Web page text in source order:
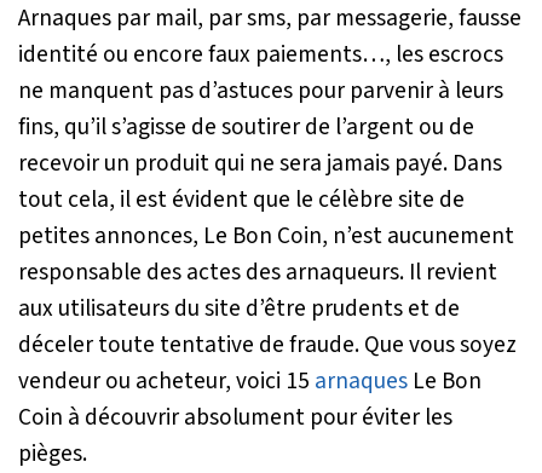
Arnaques par mail, par sms, par messagerie, fausse
identité ou encore faux paiements…, les escrocs
ne manquent pas d’astuces pour parvenir à leurs
fins, qu’il s’agisse de soutirer de l’argent ou de
recevoir un produit qui ne sera jamais payé. Dans
tout cela, il est évident que le célèbre site de
petites annonces, Le Bon Coin, n’est aucunement
responsable des actes des arnaqueurs. Il revient
aux utilisateurs du site d’être prudents et de
déceler toute tentative de fraude. Que vous soyez
vendeur ou acheteur, voici 15 arnaques Le Bon
Coin à découvrir absolument pour éviter les
pièges.